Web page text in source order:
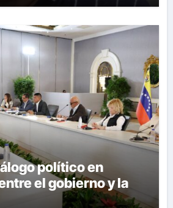
político en
el gobierno y la